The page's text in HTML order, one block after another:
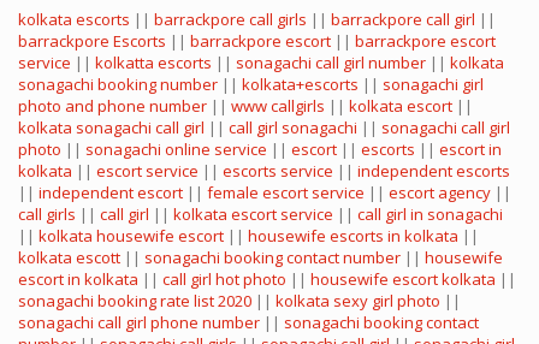
kolkata escorts || barrackpore call girls || barrackpore call girl ||
barrackpore Escorts || barrackpore escort || barrackpore escort
service || kolkatta escorts || sonagachi call girl number || kolkata
sonagachi booking number || kolkata+escorts || sonagachi girl
photo and phone number || www callgirls || kolkata escort ||
kolkata sonagachi call girl || call girl sonagachi || sonagachi call girl
photo || sonagachi online service || escort || escorts || escort in
kolkata || escort service || escorts service || independent escorts
|| independent escort || female escort service || escort agency ||
call girls || call girl || kolkata escort service || call girl in sonagachi
|| kolkata housewife escort || housewife escorts in kolkata ||
kolkata escott || sonagachi booking contact number || housewife
escort in kolkata || call girl hot photo || housewife escort kolkata ||
sonagachi booking rate list 2020 || kolkata sexy girl photo ||
sonagachi call girl phone number || sonagachi booking contact